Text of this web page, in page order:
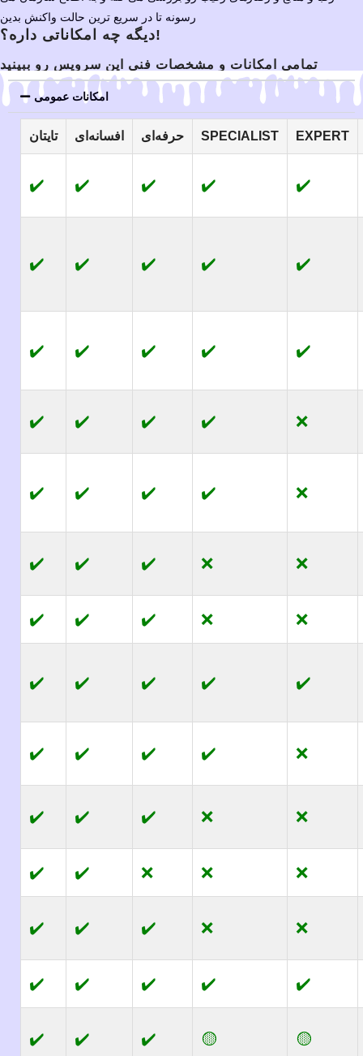
رسونه تا در سریع ترین حالت واکنش بدین
دیگه چه امکاناتی داره؟!
تمامی امکانات و مشخصات فنی این سرویس رو ببینید
امکانات عمومی
EXPERT
SPECIALIST حرفه‌ای افسانه‌ای تایتان
✔️
✔️
✔️
✔️
✔️
✔️
✔️
✔️
✔️
✔️
✔️
✔️
✔️
✔️
✔️
❌
✔️
✔️
✔️
✔️
❌
✔️
✔️
✔️
✔️
❌
❌
✔️
✔️
✔️
❌
❌
✔️
✔️
✔️
✔️
✔️
✔️
✔️
✔️
❌
✔️
✔️
✔️
✔️
❌
❌
✔️
✔️
✔️
❌
❌
❌
✔️
✔️
❌
❌
✔️
✔️
✔️
✔️
✔️
✔️
✔️
✔️
🟡
🟡
✔️
✔️
✔️